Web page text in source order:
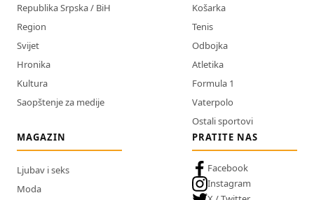
Republika Srpska / BiH
Region
Svijet
Hronika
Kultura
Saopštenje za medije
Košarka
Tenis
Odbojka
Atletika
Formula 1
Vaterpolo
Ostali sportovi
MAGAZIN
Ljubav i seks
Moda
PRATITE NAS
Facebook
Instagram